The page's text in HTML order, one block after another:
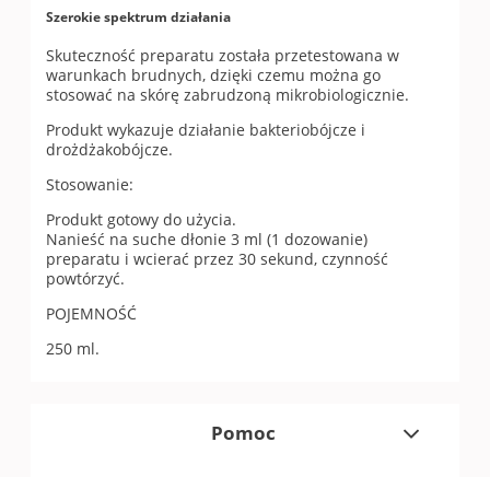
Szerokie spektrum działania
Skuteczność preparatu została przetestowana w
warunkach brudnych, dzięki czemu można go
stosować na skórę zabrudzoną mikrobiologicznie.
Produkt wykazuje działanie bakteriobójcze i
drożdżakobójcze.
Stosowanie:
Produkt gotowy do użycia.
Nanieść na suche dłonie 3 ml (1 dozowanie)
preparatu i wcierać przez 30 sekund, czynność
powtórzyć.
POJEMNOŚĆ
250 ml.
Pomoc